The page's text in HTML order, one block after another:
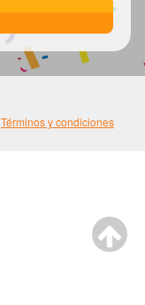
Términos y condiciones